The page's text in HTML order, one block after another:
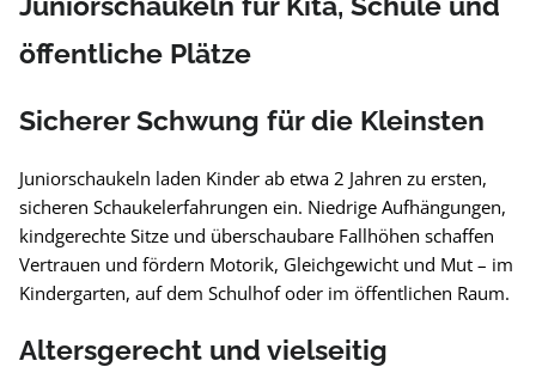
öffentliche Plätze
Sicherer Schwung für die Kleinsten
Juniorschaukeln laden Kinder ab etwa 2 Jahren zu ersten,
sicheren Schaukelerfahrungen ein. Niedrige Aufhängungen,
kindgerechte Sitze und überschaubare Fallhöhen schaffen
Vertrauen und fördern Motorik, Gleichgewicht und Mut – im
Kindergarten, auf dem Schulhof oder im öffentlichen Raum.
Altersgerecht und vielseitig